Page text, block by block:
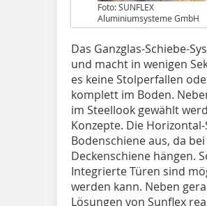
Foto: SUNFLEX
Aluminiumsysteme GmbH
Das Ganzglas-Schiebe-
und macht in wenigen
es keine Stolperfallen
komplett im Boden.
im Steellook gewählt
Konzepte. Die
Bodenschiene aus, da
Deckenschiene hängen.
Integrierte Türen sind
werden kann. Neben
Lösungen von Sunflex